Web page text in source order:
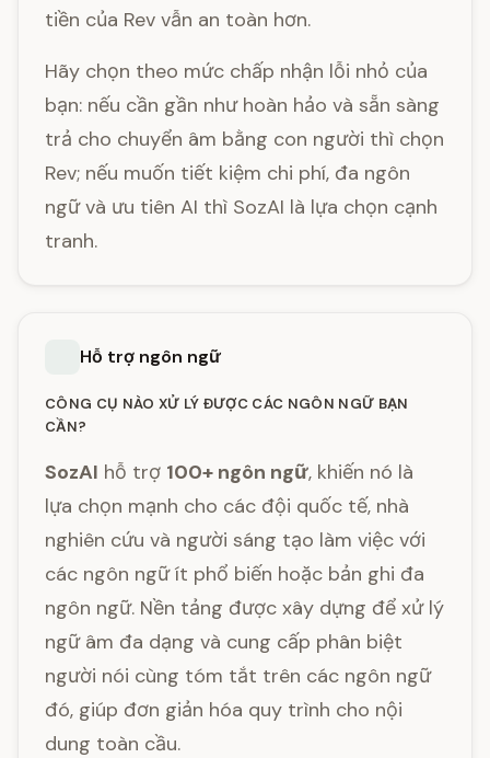
tiền của Rev vẫn an toàn hơn.
Hãy chọn theo mức chấp nhận lỗi nhỏ của
bạn: nếu cần gần như hoàn hảo và sẵn sàng
trả cho chuyển âm bằng con người thì chọn
Rev; nếu muốn tiết kiệm chi phí, đa ngôn
ngữ và ưu tiên AI thì SozAI là lựa chọn cạnh
tranh.
Hỗ trợ ngôn ngữ
CÔNG CỤ NÀO XỬ LÝ ĐƯỢC CÁC NGÔN NGỮ BẠN
CẦN?
SozAI hỗ trợ 100+ ngôn ngữ, khiến nó là
lựa chọn mạnh cho các đội quốc tế, nhà
nghiên cứu và người sáng tạo làm việc với
các ngôn ngữ ít phổ biến hoặc bản ghi đa
ngôn ngữ. Nền tảng được xây dựng để xử lý
ngữ âm đa dạng và cung cấp phân biệt
người nói cùng tóm tắt trên các ngôn ngữ
đó, giúp đơn giản hóa quy trình cho nội
dung toàn cầu.